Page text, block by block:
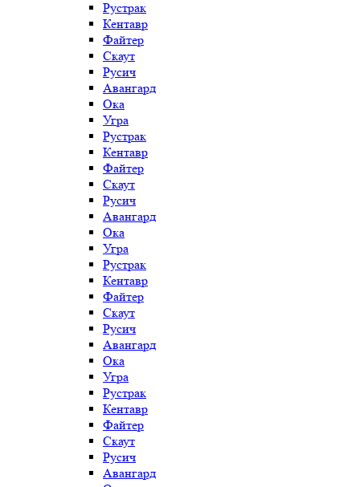
Рустрак
Кентавр
Файтер
Скаут
Русич
Авангард
Ока
Угра
Рустрак
Кентавр
Файтер
Скаут
Русич
Авангард
Ока
Угра
Рустрак
Кентавр
Файтер
Скаут
Русич
Авангард
Ока
Угра
Рустрак
Кентавр
Файтер
Скаут
Русич
Авангард